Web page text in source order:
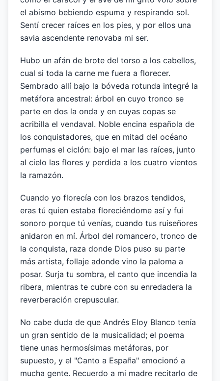
el abismo bebiendo espuma y respirando sol.
Sentí crecer raíces en los pies, y por ellos una
savia ascendente renovaba mi ser.
Hubo un afán de brote del torso a los cabellos,
cual si toda la carne me fuera a florecer.
Sembrado allí bajo la bóveda rotunda integré la
metáfora ancestral: árbol en cuyo tronco se
parte en dos la onda y en cuyas copas se
acribilla el vendaval. Noble encina española de
los conquistadores, que en mitad del océano
perfumas el ciclón: bajo el mar las raíces, junto
al cielo las flores y perdida a los cuatro vientos
la ramazón.
Cuando yo florecía con los brazos tendidos,
eras tú quien estaba floreciéndome así y fui
sonoro porque tú venías, cuando tus ruiseñores
anidaron en mí. Árbol del romancero, tronco de
la conquista, raza donde Dios puso su parte
más artista, follaje adonde vino la paloma a
posar. Surja tu sombra, el canto que incendia la
ribera, mientras te cubre con su enredadera la
reverberación crepuscular.
No cabe duda de que Andrés Eloy Blanco tenía
un gran sentido de la musicalidad; el poema
tiene unas hermosísimas metáforas, por
supuesto, y el "Canto a España" emocionó a
mucha gente. Recuerdo a mi madre recitarlo de